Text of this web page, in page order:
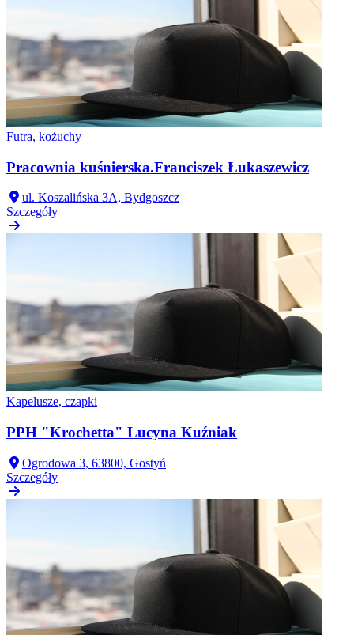
Futra, kożuchy
Pracownia kuśnierska.Franciszek Łukaszewicz
ul. Koszalińska 3A, Bydgoszcz
Szczegóły
Kapelusze, czapki
PPH "Krochetta" Lucyna Kuźniak
Ogrodowa 3, 63800, Gostyń
Szczegóły